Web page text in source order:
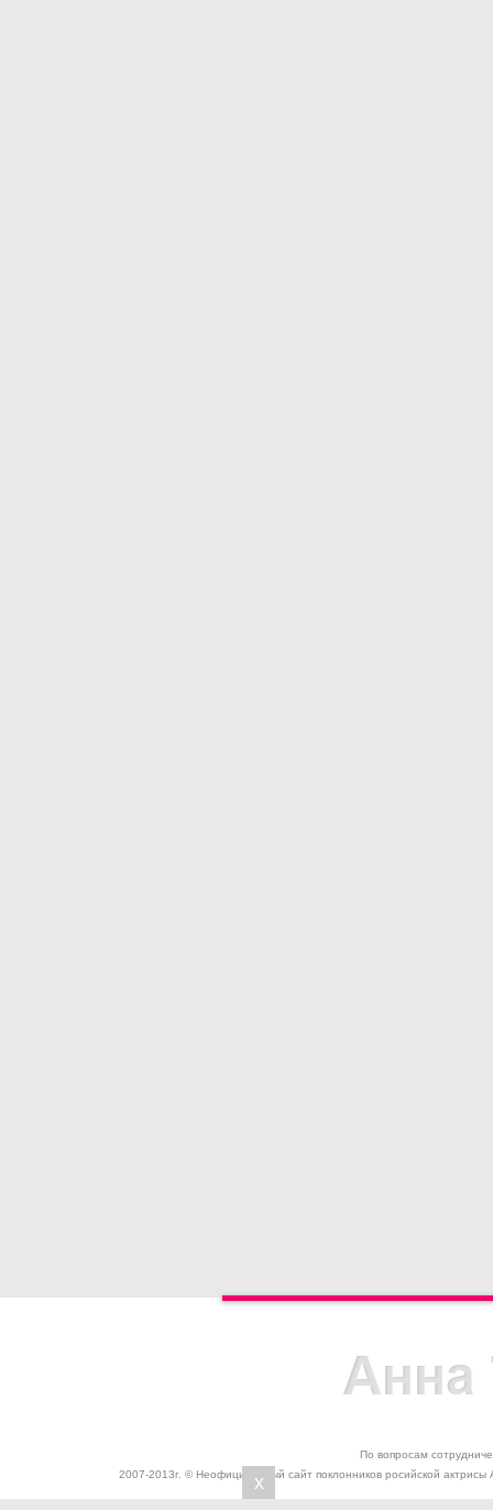
По вопросам
2007-2013г. © Неофициальный сайт поклонников росийской
x